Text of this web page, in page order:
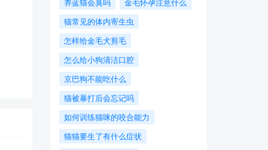
养蓝猫会臭吗
金毛怀孕注意什么
猫常见的体内寄生虫
怎样给金毛犬剪毛
怎么给小狗清洁口腔
京巴狗不能吃什么
猫被暴打后会忘记吗
如何训练猫咪的咬合能力
猫猫要生了有什么症状